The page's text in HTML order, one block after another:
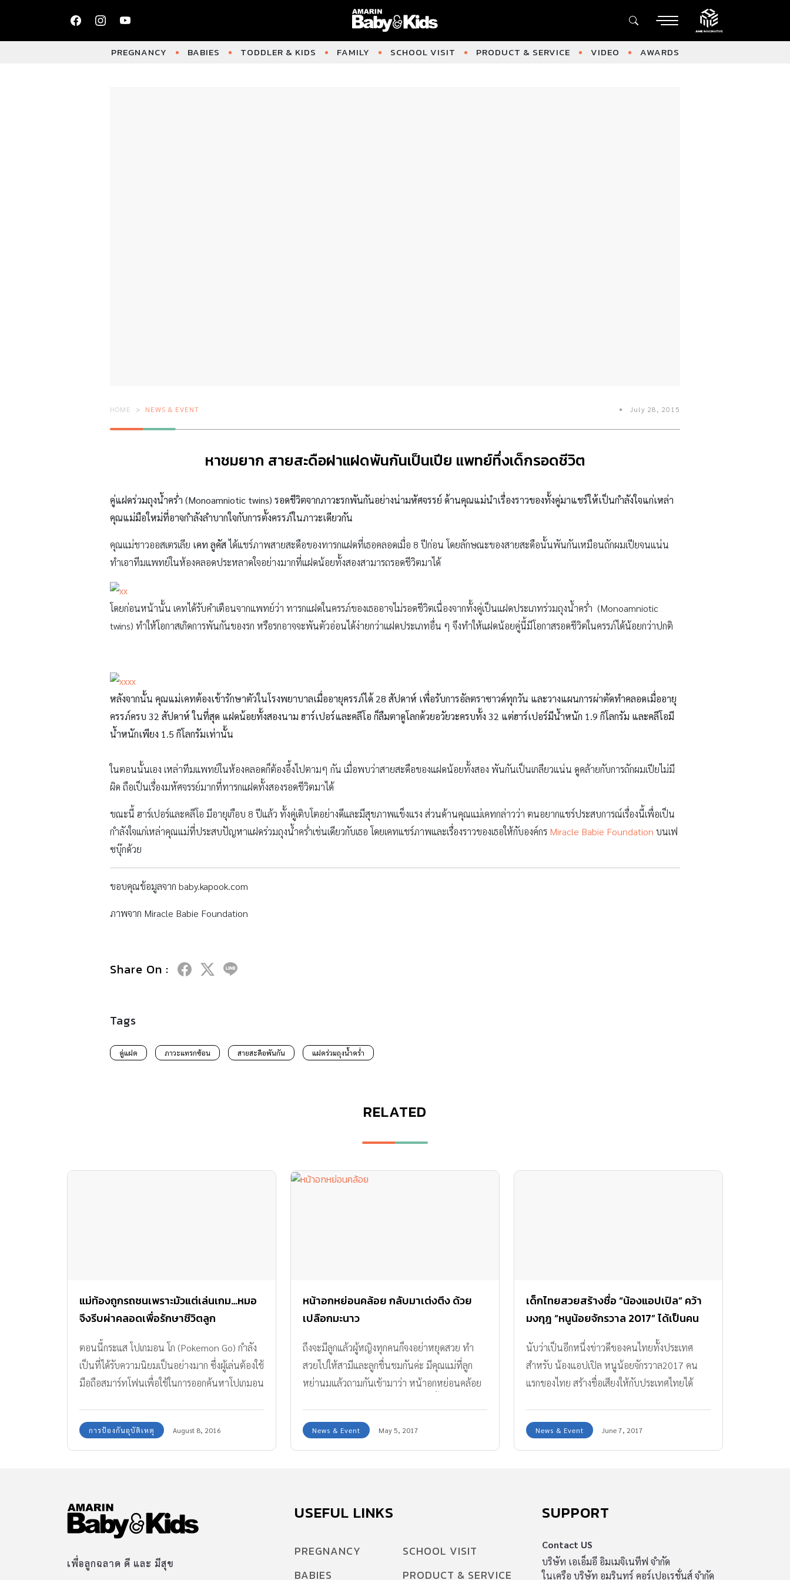
PREGNANCY BABIES TODDLER & KIDS FAMILY SCHOOL VISIT PRODUCT & SERVICE VIDEO AWARDS
HOME NEWS & EVENT July 28, 2015
หาชมยาก สายสะดือฝาแฝดพันกันเป็นเปีย แพทย์ทึ่งเด็กรอดชีวิต
คู่แฝดร่วมถุงน้ำคร่ำ (Monoamniotic twins) รอดชีวิตจากภาวะรกพันกันอย่างน่ามหัศจรรย์ ด้านคุณแม่นำเรื่องราวของทั้งคู่มาแชร์ให้เป็นกำลังใจแก่เหล่า
คุณแม่มือใหม่ที่อาจกำลังลำบากใจกับการตั้งครรภ์ในภาวะเดียวกัน
คุณแม่ชาวออสเตรเลีย เคท ลูคัสได้แชร์ภาพสายสะดือของทารกแฝดที่เธอคลอดเมื่อ 8 ปีก่อน โดยลักษณะของสายสะดือนั้นพันกันเหมือนถักผมเปียจนแน่น
ทำเอาทีมแพทย์ในห้องคลอดประหลาดใจอย่างมากที่แฝดน้อยทั้งสองสามารถรอดชีวิตมาได้
โดยก่อนหน้านั้น เคทได้รับคำเตือนจากแพทย์ว่า ทารกแฝดในครรภ์ของเธออาจไม่รอดชีวิตเนื่องจากทั้งคู่เป็นแฝดประเภทร่วมถุงน้ำคร่ำ (Monoamniotic
twins) ทำให้โอกาสเกิดการพันกันของรก หรือรกอาจจะพันตัวอ่อนได้ง่ายกว่าแฝดประเภทอื่น ๆ จึงทำให้แฝดน้อยคู่นี้มีโอกาสรอดชีวิตในครรภ์ได้น้อยกว่าปกติ
หลังจากนั้น คุณแม่เคทต้องเข้ารักษาตัวในโรงพยาบาลเมื่ออายุครรภ์ได้ 28 สัปดาห์ เพื่อรับการอัลตราซาวด์ทุกวัน และวางแผนการผ่าตัดทำคลอดเมื่ออายุ
ครรภ์ครบ 32 สัปดาห์ ในที่สุด แฝดน้อยทั้งสองนาม ฮาร์เปอร์และคลีโอ ก็ลืมตาดูโลกด้วยอวัยวะครบทั้ง 32 แต่ฮาร์เปอร์มีน้ำหนัก 1.9 กิโลกรัม และคลีโอมี
น้ำหนักเพียง 1.5 กิโลกรัมเท่านั้น
ในตอนนั้นเอง เหล่าทีมแพทย์ในห้องคลอดก็ต้องอึ้งไปตามๆ กัน เมื่อพบว่าสายสะดือของแฝดน้อยทั้งสอง พันกันเป็นเกลียวแน่น ดูคล้ายกับการถักผมเปียไม่มี
ผิด ถือเป็นเรื่องมหัศจรรย์มากที่ทารกแฝดทั้งสองรอดชีวิตมาได้
ขณะนี้ ฮาร์เปอร์และคลีโอ มีอายุเกือบ 8 ปีแล้ว ทั้งคู่เติบโตอย่างดีและมีสุขภาพแข็งแรง ส่วนด้านคุณแม่เคทกล่าวว่า ตนอยากแชร์ประสบการณ์เรื่องนี้เพื่อเป็น
กำลังใจแก่เหล่าคุณแม่ที่ประสบปัญหาแฝดร่วมถุงน้ำคร่ำเช่นเดียวกับเธอ โดยเคทแชร์ภาพและเรื่องราวของเธอให้กับองค์กร Miracle Babie Foundation บนเฟ
ซบุ๊กด้วย
ขอบคุณข้อมูลจาก baby.kapook.com
ภาพจาก Miracle Babie Foundation
Share On :
Tags
คู่แฝด ภาวะแทรกซ้อน สายสะดือพันกัน แฝดร่วมถุงน้ำคร่ำ
RELATED
แม่ท้องถูกรถชนเพราะมัวแต่เล่นเกม…หมอ
จึงรีบผ่าคลอดเพื่อรักษาชีวิตลูก
ตอนนี้กระแส โปเกมอน โก (Pokemon Go) กำลัง
เป็นที่ได้รับความนิยมเป็นอย่างมาก ซึ่งผู้เล่นต้องใช้
มือถือสมาร์ทโฟนเพื่อใช้ในการออกค้นหาโปเกมอน
การป้องกันอุบัติเหตุ August 8, 2016
หน้าอกหย่อนคล้อย กลับมาเต่งตึง ด้วย
เปลือกมะนาว
ถึงจะมีลูกแล้วผู้หญิงทุกคนก็จงอย่าหยุดสวย ทำ
สวยไปให้สามีและลูกชื่นชมกันค่ะ มีคุณแม่ที่ลูก
หย่านมแล้วถามกันเข้ามาว่า หน้าอกหย่อนคล้อย
Baby & Kids เลยจัดหาวิธีทำชาติที่ใช้แค่เปลือก
มะนาว หน้าอกก็กลับมากระชับเต่งตึงหยั่งกะสาวๆ
News & Event May 5, 2017
เด็กไทยสวยสร้างชื่อ “น้องแอปเปิล” คว้า
มงกุฎ “หนูน้อยจักรวาล 2017” ได้เป็นคน
แรกของไทย! (มีคลิป)
นับว่าเป็นอีกหนึ่งข่าวดีของคนไทยทั้งประเทศ
สำหรับ น้องแอปเปิล หนูน้อยจักรวาล2017 คน
แรกของไทย สร้างชื่อเสียงให้กับประเทศไทยได้
News & Event June 7, 2017
เพื่อลูกฉลาด ดี และ มีสุข
USEFUL LINKS
PREGNANCY
BABIES
SCHOOL VISIT
PRODUCT & SERVICE
SUPPORT
Contact US
บริษัท เอเอ็มอี อิมเมจิเนทีฟ จำกัด
ในเครือ บริษัท อมรินทร์ คอร์เปอเรชั่นส์ จำกัด